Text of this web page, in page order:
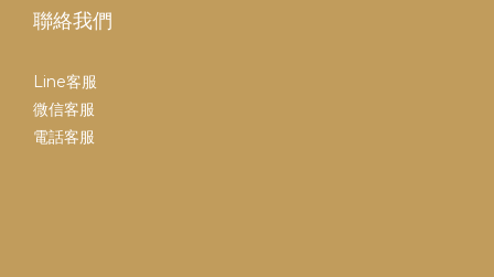
聯絡我們
Line客服
微信客服
電話客服